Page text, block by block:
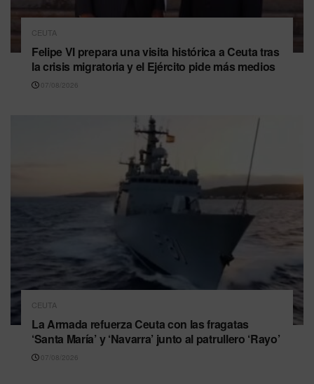
CEUTA
Felipe VI prepara una visita histórica a Ceuta tras
la crisis migratoria y el Ejército pide más medios
07/08/2026
CEUTA
La Armada refuerza Ceuta con las fragatas
‘Santa María’ y ‘Navarra’ junto al patrullero ‘Rayo’
07/08/2026